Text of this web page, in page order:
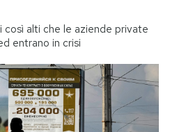
alti che le aziende private
entrano in crisi